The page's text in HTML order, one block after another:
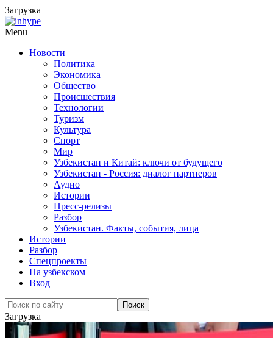
Загрузка
Menu
Новости
Политика
Экономика
Общество
Происшествия
Технологии
Туризм
Культура
Спорт
Мир
Узбекистан и Китай: ключи от будущего
Узбекистан - Россия: диалог партнеров
Аудио
Истории
Пресс-релизы
Разбор
Узбекистан. Факты, события, лица
Истории
Разбор
Спецпроекты
На узбекском
Вход
Загрузка